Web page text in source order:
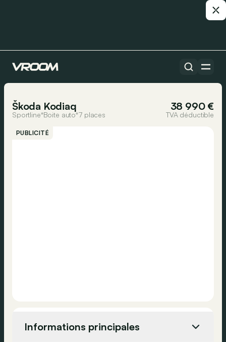
Toutes les voitures
Škoda Kodiaq 38 990 €
Sportline*Boite auto*7 places TVA déductible
PUBLICITÉ
Informations principales